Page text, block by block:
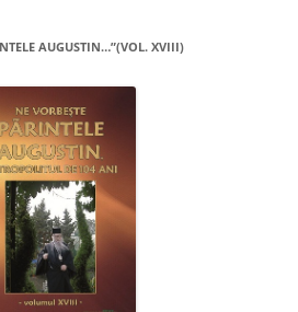
AUGUSTIN…”(VOL. XVIII)